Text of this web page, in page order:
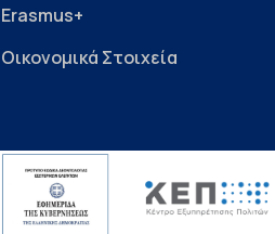
Erasmus+
Οικονομικά Στοιχεία